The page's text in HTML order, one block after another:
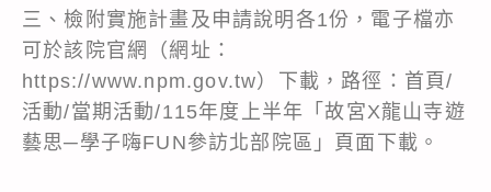
三、檢附實施計畫及申請說明各1份，電子檔亦
可於該院官網（網址：
https://www.npm.gov.tw）下載，路徑：首頁/
活動/當期活動/115年度上半年「故宮X龍山寺遊
藝思─學子嗨FUN參訪北部院區」頁面下載。